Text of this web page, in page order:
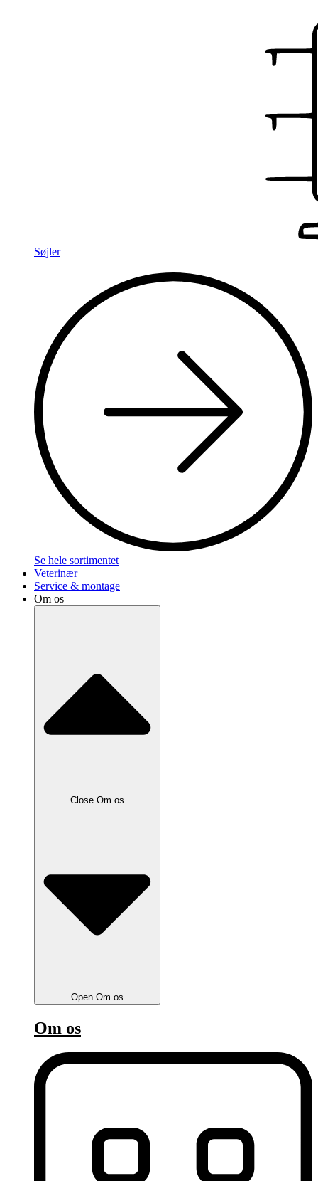
Søjler
Se hele sortimentet
Veterinær
Service & montage
Om os
Close Om os
Open Om os
Om os